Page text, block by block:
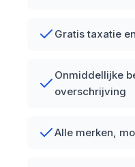
Gratis taxatie
Onmiddellijke
overschrijving
Alle merken,